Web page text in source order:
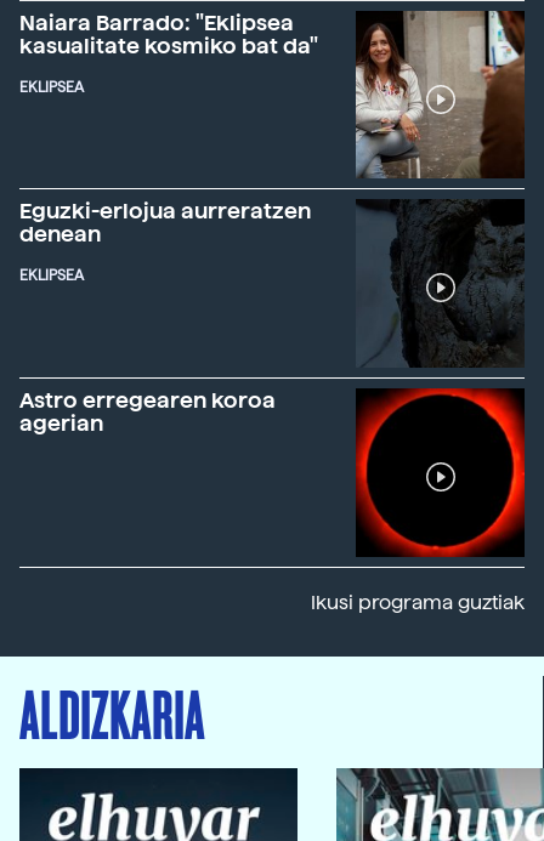
Naiara Barrado: "Eklipsea
kasualitate kosmiko bat da"
EKLIPSEA
Eguzki-erlojua aurreratzen
denean
EKLIPSEA
Astro erregearen koroa
agerian
Ikusi programa guztiak
ALDIZKARIA